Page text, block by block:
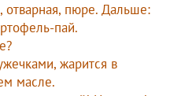
отварная, пюре. Дальше:
пай.
жарится в
масле.